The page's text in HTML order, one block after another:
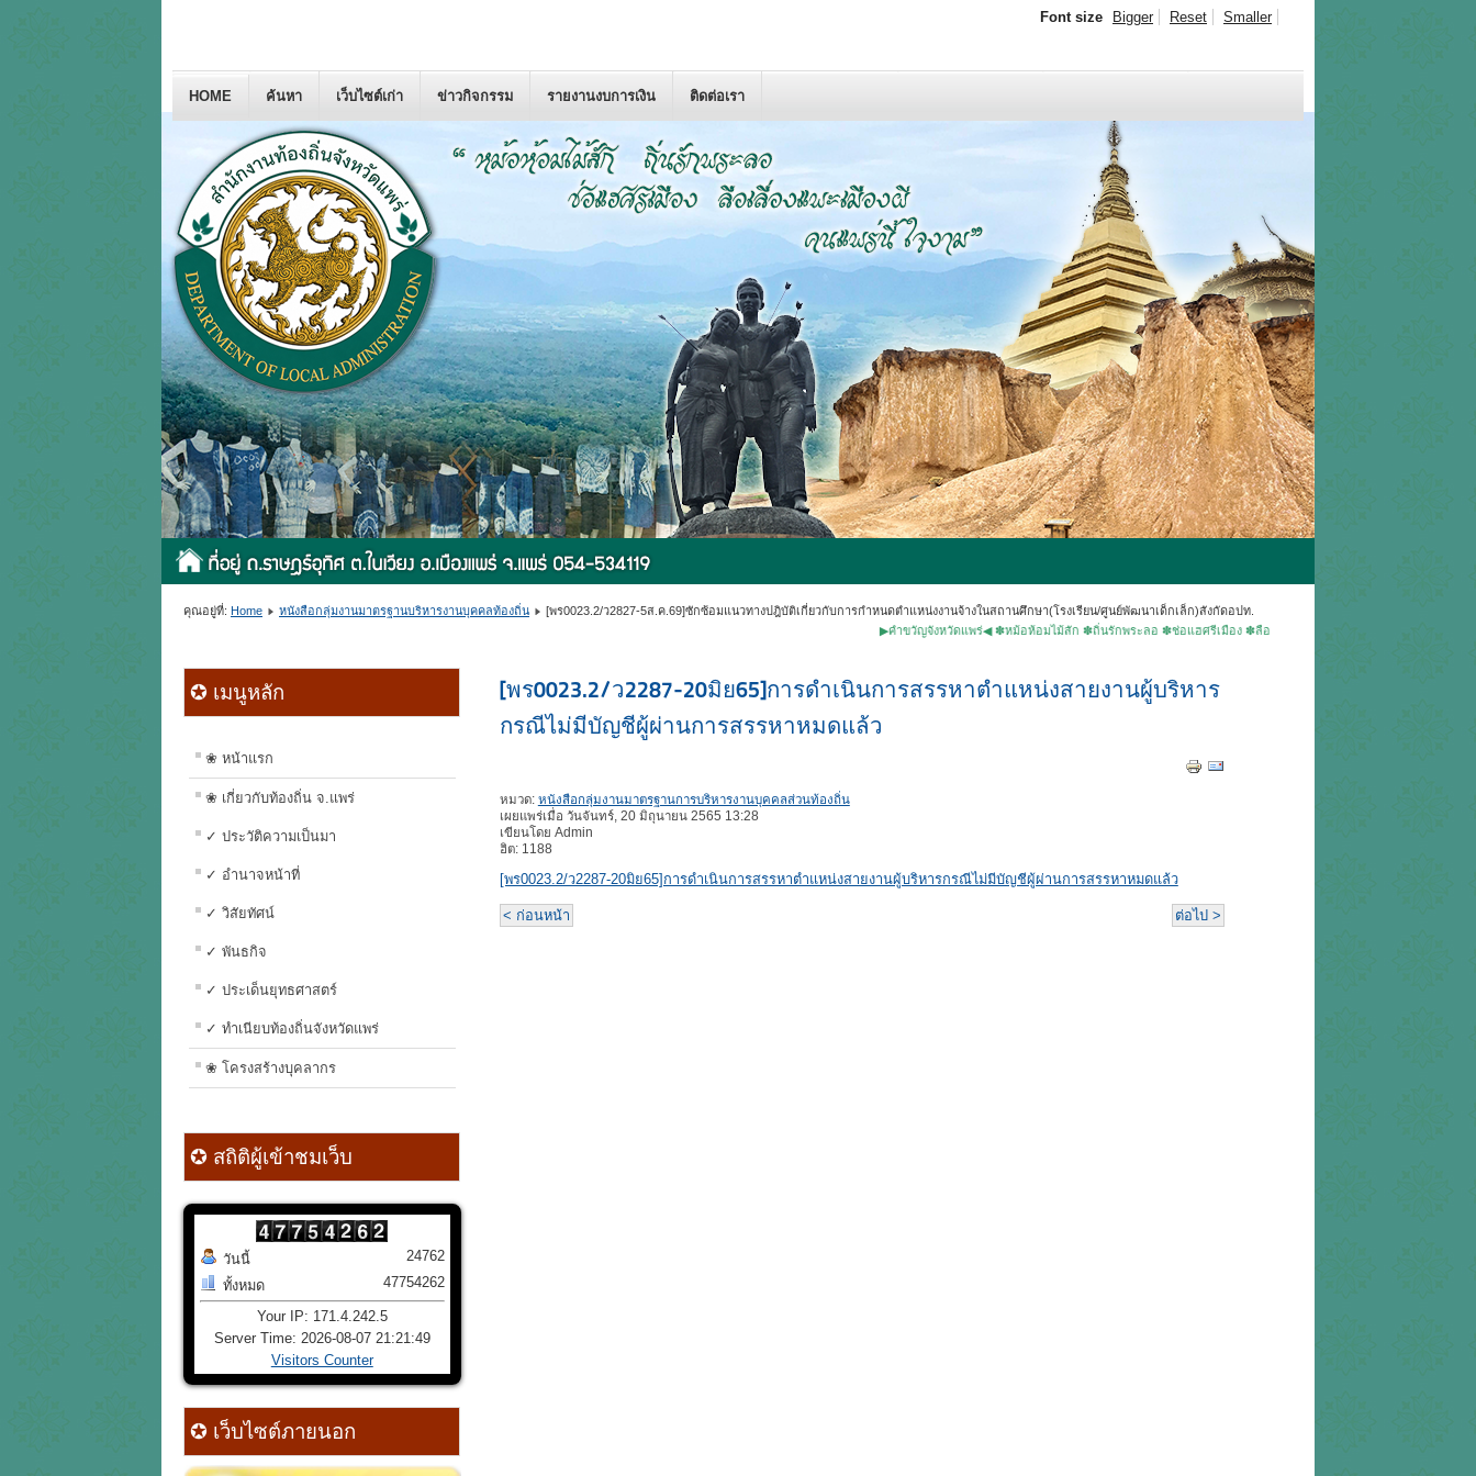
HOME ค้นหา เว็บไซต์เก่า ข่าวกิจกรรม รายงานงบการเงิน ติดต่อเรา
Font size Bigger Reset Smaller
คุณอยู่ที่: Home หนังสือกลุ่มงานมาตรฐานบริหารงานบุคคลท้องถิ่น
[พร0023.2/ว2827-5ส.ค.69]ซักซ้อมแนวทางปฎิบัติเกี่ยวกับการกำหนดตำแหน่งงานจ้างในสถานศึกษา(โรงเรียน/ศูนย์พัฒนาเด็กเล็ก)สังกัดอปท.
▶คำขวัญจังหวัดแพร่◀ ✽หม้อห้อมไม้สัก ✽ถิ่นรักพระลอ ✽ช่อแฮศรีเมือง ✽ลือเลื่องแพะเมืองผี ✽คนแพร่นี้ใจงาม ▶ยินดีต้อนรับ
✪ เมนูหลัก
❀ หน้าแรก
❀ เกี่ยวกับท้องถิ่น จ.แพร่
✓ ประวัติความเป็นมา
✓ อำนาจหน้าที่
✓ วิสัยทัศน์
✓ พันธกิจ
✓ ประเด็นยุทธศาสตร์
✓ ทำเนียบท้องถิ่นจังหวัดแพร่
❀ โครงสร้างบุคลากร
✪ สถิติผู้เข้าชมเว็บ
วันนี้
ทั้งหมด
24762
47754262
Your IP: 171.4.242.5
Server Time: 2026-08-07 21:21:49
Visitors Counter
✪ เว็บไซต์ภายนอก
[พร0023.2/ว2287-20มิย65]การดำเนินการสรรหาตำแหน่งสายงานผู้บริหาร
กรณีไม่มีบัญชีผู้ผ่านการสรรหาหมดแล้ว
หมวด: หนังสือกลุ่มงานมาตรฐานการบริหารงานบุคคลส่วนท้องถิ่น
เผยแพร่เมื่อ วันจันทร์, 20 มิถุนายน 2565 13:28
เขียนโดย Admin
ฮิต: 1188
[พร0023.2/ว2287-20มิย65]การดำเนินการสรรหาตำแหน่งสายงานผู้บริหารกรณีไม่มีบัญชีผู้ผ่านการสรรหาหมดแล้ว
< ก่อนหน้า ต่อไป >